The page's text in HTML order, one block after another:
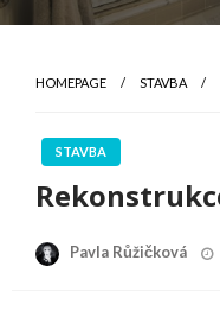
HOMEPAGE STAVBA
STAVBA
Pavla Růžičková